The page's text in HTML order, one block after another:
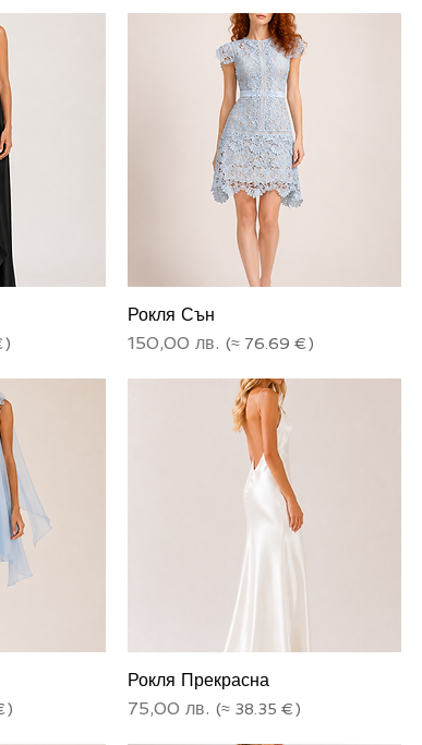
Рокля Сън
Цена
150,00 лв.
Рокля Прекрасна
Цена
75,00 лв.